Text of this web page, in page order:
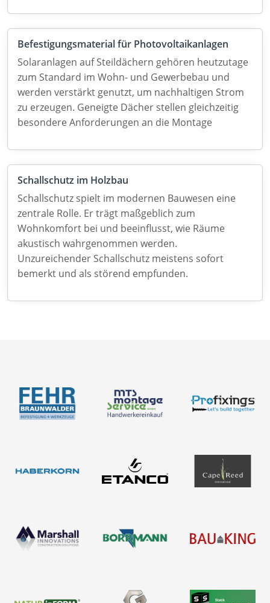
Befestigungsmaterial für Photovoltaikanlagen
Solaranlagen auf Steildächern gehören heutzutage
zum Standard im Wohn- und Gewerbebau und
werden verstärkt genutzt, um nachhaltigen Strom
zu erzeugen. Geneigte Dächer stellen gleichzeitig
besondere Anforderungen an die Montage
Schallschutz im Holzbau
Schallschutz spielt im modernen Bauwesen eine
zentrale Rolle. Er trägt maßgeblich zum
Wohnkomfort bei und beeinflusst, wie Räume
akustisch wahrgenommen werden.
Unzureichender Schallschutz meistens sofort
bemerkt und als störend empfunden.